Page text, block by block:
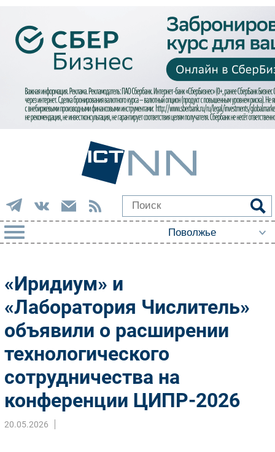
Импорто­замещение
Автоматизация Промышленности
Интернет
Фиксированная связь
Интеграция
Рынок ПК
Маркетинг
Торговые сети
«Иридиум» и
«Лаборатория Числитель»
объявили о расширении
технологического
сотрудничества на
конференции ЦИПР-2026
20.05.2026